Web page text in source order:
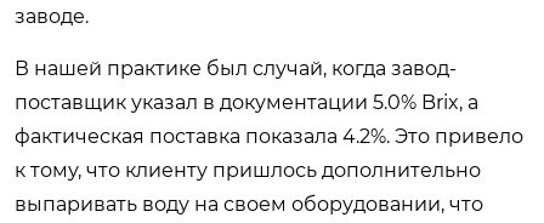
заводе.
В нашей практике был случай, когда завод-
поставщик указал в документации 5.0% Brix, а
фактическая поставка показала 4.2%. Это привело
к тому, что клиенту пришлось дополнительно
выпаривать воду на своем оборудовании, что